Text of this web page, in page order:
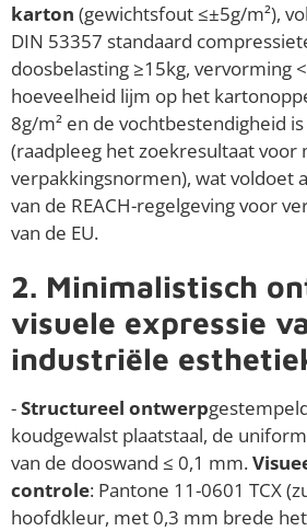
karton (gewichtsfout ≤±5g/m²),
DIN 53357 standaard
doosbelasting ≥15kg, vervorming
hoeveelheid lijm op het
8g/m² en de vochtbestendigheid
(raadpleeg het zoekresultaat voor
verpakkingsnormen), wat voldoet
van de REACH-regelgeving voor
van de EU.
2. Minimalistisch
visuele expressie
industriële
-Structureel ontwerp
koudgewalst plaatstaal, de
van de dooswand ≤ 0,1 mm.
controle: Pantone 11-0601 TCX
hoofdkleur, met 0,3 mm brede